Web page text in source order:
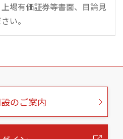
場有価証券等書面、目論見
い。
のご案内